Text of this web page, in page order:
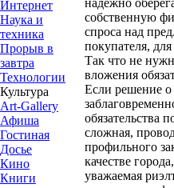
Интернет
Наука и
техника
Прорыв в
завтра
Технологии
Культура
Art-Gallery
Афиша
Гостиная
Досье
Кино
Книги
собственную
спроса над
покупателя,
Так что не
вложения
Если решение о
обязательства
сложная,
профильного
качестве
уважаемая